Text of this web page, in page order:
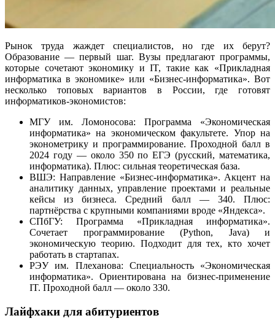
Рынок труда жаждет специалистов, но где их берут?
Образование — первый шаг. Вузы предлагают программы,
которые сочетают экономику и IT, такие как «Прикладная
информатика в экономике» или «Бизнес-информатика». Вот
несколько топовых вариантов в России, где готовят
информатиков-экономистов:
МГУ им. Ломоносова: Программа «Экономическая
информатика» на экономическом факультете. Упор на
эконометрику и программирование. Проходной балл в
2024 году — около 350 по ЕГЭ (русский, математика,
информатика). Плюс: сильная теоретическая база.
ВШЭ: Направление «Бизнес-информатика». Акцент на
аналитику данных, управление проектами и реальные
кейсы из бизнеса. Средний балл — 340. Плюс:
партнёрства с крупными компаниями вроде «Яндекса».
СПбГУ: Программа «Прикладная информатика».
Сочетает программирование (Python, Java) и
экономическую теорию. Подходит для тех, кто хочет
работать в стартапах.
РЭУ им. Плеханова: Специальность «Экономическая
информатика». Ориентирована на бизнес-применение
IT. Проходной балл — около 330.
Лайфхаки для абитуриентов